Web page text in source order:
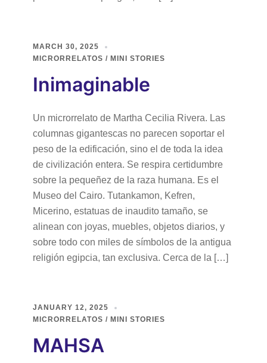
MARCH 30, 2025
MICRORRELATOS / MINI STORIES
Inimaginable
Un microrrelato de Martha Cecilia Rivera. Las
columnas gigantescas no parecen soportar el
peso de la edificación, sino el de toda la idea
de civilización entera. Se respira certidumbre
sobre la pequeñez de la raza humana. Es el
Museo del Cairo. Tutankamon, Kefren,
Micerino, estatuas de inaudito tamaño, se
alinean con joyas, muebles, objetos diarios, y
sobre todo con miles de símbolos de la antigua
religión egipcia, tan exclusiva. Cerca de la […]
JANUARY 12, 2025
MICRORRELATOS / MINI STORIES
MAHSA